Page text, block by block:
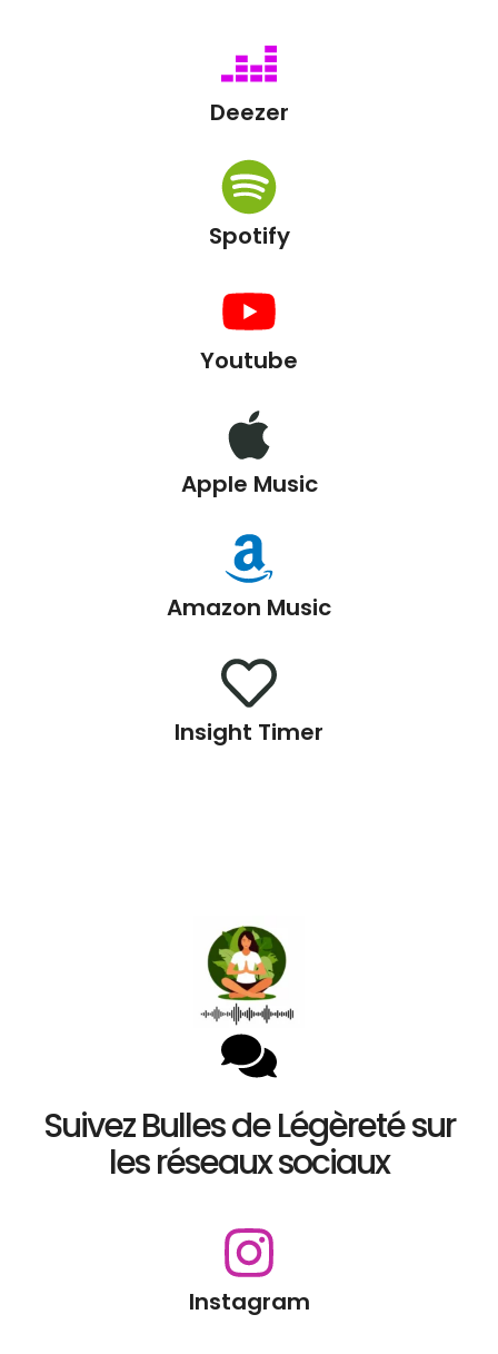
Deezer
Spotify
Youtube
Apple Music
Amazon Music
Insight Timer
Suivez Bulles de Légèreté sur
les réseaux sociaux
Instagram